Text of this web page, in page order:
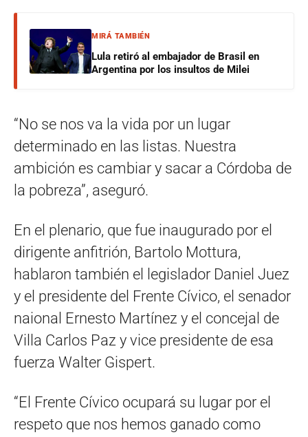
MIRÁ TAMBIÉN
Lula retiró al embajador de Brasil en
Argentina por los insultos de Milei
“No se nos va la vida por un lugar
determinado en las listas. Nuestra
ambición es cambiar y sacar a Córdoba de
la pobreza”, aseguró.
En el plenario, que fue inaugurado por el
dirigente anfitrión, Bartolo Mottura,
hablaron también el legislador Daniel Juez
y el presidente del Frente Cívico, el senador
naional Ernesto Martínez y el concejal de
Villa Carlos Paz y vice presidente de esa
fuerza Walter Gispert.
“El Frente Cívico ocupará su lugar por el
respeto que nos hemos ganado como